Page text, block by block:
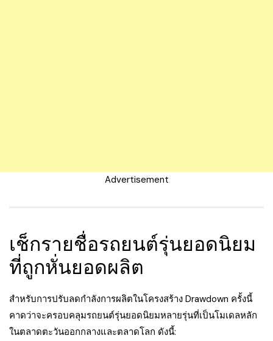
Advertisement
เช็กรายชื่อรถยนต์รุ่นยอดนิยม
ที่ถูกหั่นยอดผลิต
สำหรับการปรับลดกำลังการผลิตในโครงสร้าง Drawdown ครั้งนี้
คาดว่าจะครอบคลุมรถยนต์รุ่นยอดนิยมหลายรุ่นที่เป็นโมเดลหลัก
ในตลาดตะวันออกกลางและตลาดโลก ดังนี้: